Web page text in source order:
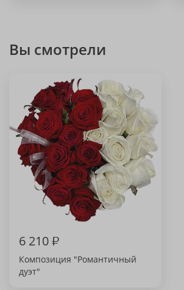
Вы смотрели
6 210₽
Композиция "Романтичный
дуэт"